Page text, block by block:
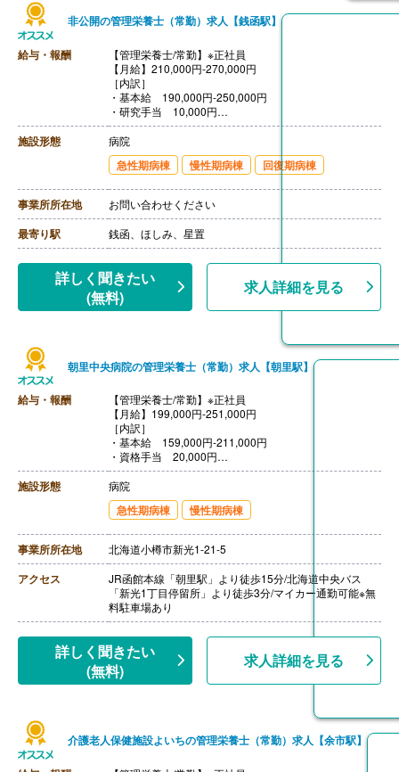
非公開の管理栄養士（常勤）求人【銭函駅】
給与・報酬
【管理栄養士/常勤】※正社員
【月給】210,000円-270,000円
［内訳］
・基本給 190,000円-250,000円
・研究手当 10,000円
・ベースアップ手当 10,000円
【賞与】年2回（計4.30ヶ月分）※前年度実績
【通勤手当】あり（上限20,900円/月）※片道2km以上
【昇給】なし
施設形態 病院
急性期病棟 慢性期病棟 回復期病棟
事業所所在地 お問い合わせください
最寄り駅 銭函、ほしみ、星置
詳しく聞きたい
(無料)
求人詳細を見る
朝里中央病院の管理栄養士（常勤）求人【朝里駅】
給与・報酬
【管理栄養士/常勤】※正社員
【月給】199,000円-251,000円
［内訳］
・基本給 159,000円-211,000円
・資格手当 20,000円
・調整手当 10,000円
・住宅手当 10,000円
【賞与】年2回（計3.20ヶ月分）※前年度実績
【通勤手当】あり（上限30,000円/月）
【退職金】あり※勤続3年以上
施設形態 病院
急性期病棟 慢性期病棟
事業所所在地 北海道小樽市新光1-21-5
アクセス
JR函館本線「朝里駅」より徒歩15分/北海道中央バス
「新光1丁目停留所」より徒歩3分/マイカー通勤可能※無
料駐車場あり
詳しく聞きたい
(無料)
求人詳細を見る
介護老人保健施設よいちの管理栄養士（常勤）求人【余市駅】